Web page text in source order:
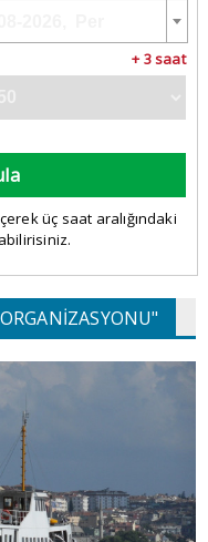
+ 3 saat
üç saat aralığındaki